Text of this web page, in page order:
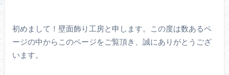
初めまして！壁面飾り工房と申します。この度は数あるペ
ージの中からこのページをご覧頂き、誠にありがとうござ
います。